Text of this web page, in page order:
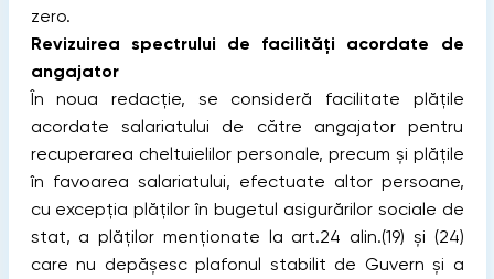
zero.
Revizuirea spectrului de facilități acordate de
angajator
În noua redacție, se consideră facilitate plăţile
acordate salariatului de către angajator pentru
recuperarea cheltuielilor personale, precum şi plăţile
în favoarea salariatului, efectuate altor persoane,
cu excepţia plăţilor în bugetul asigurărilor sociale de
stat, a plăţilor menţionate la art.24 alin.(19) şi (24)
care nu depăşesc plafonul stabilit de Guvern şi a